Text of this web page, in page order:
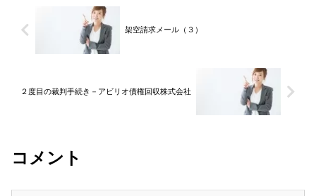
架空請求メール（３）
２度目の裁判手続き－アビリオ債権回収株式会社
コメント